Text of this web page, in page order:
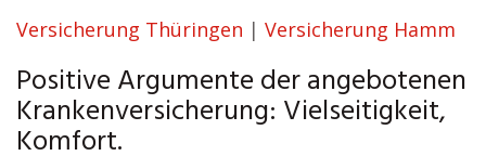
Versicherung Thüringen | Versicherung Hamm
Positive Argumente der angebotenen
Krankenversicherung: Vielseitigkeit,
Komfort.